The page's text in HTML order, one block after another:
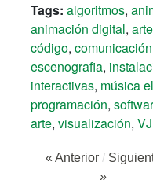
Tags: algoritmos,
animación digital,
código, comunicación
escenografia,
interactivas, música
programación,
arte, visualización, VJ
« Anterior /
»